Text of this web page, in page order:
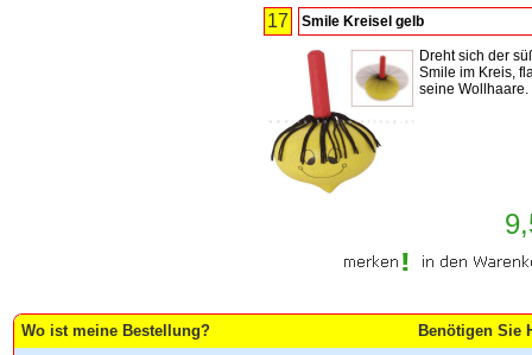
17 Smile Kreisel gelb
Dreht sich der
Smile im Kreis,
seine Wollhaare.
Wo ist meine Bestellung? Benötigen Sie